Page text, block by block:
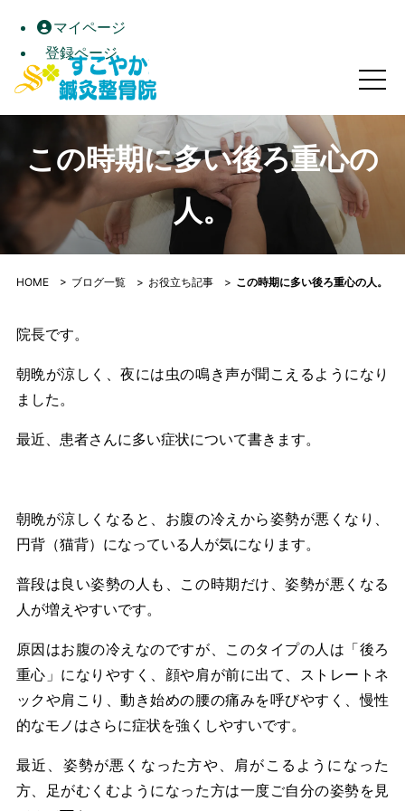
マイページ
登録ページ
この時期に多い後ろ重心の人。｜すこやか鍼灸整骨院｜高
この時期に多い後ろ重心の
人。
HOME> ブログ一覧> お役立ち記事> この時期に多い後ろ重心の人。
院長です。
朝晩が涼しく、夜には虫の鳴き声が聞こえるようになり
ました。
最近、患者さんに多い症状について書きます。
朝晩が涼しくなると、お腹の冷えから姿勢が悪くなり、
円背（猫背）になっている人が気になります。
普段は良い姿勢の人も、この時期だけ、姿勢が悪くなる
人が増えやすいです。
原因はお腹の冷えなのですが、このタイプの人は「後ろ
重心」になりやすく、顔や肩が前に出て、ストレートネ
ックや肩こり、動き始めの腰の痛みを呼びやすく、慢性
的なモノはさらに症状を強くしやすいです。
最近、姿勢が悪くなった方や、肩がこるようになった
方、足がむくむようになった方は一度ご自分の姿勢を見